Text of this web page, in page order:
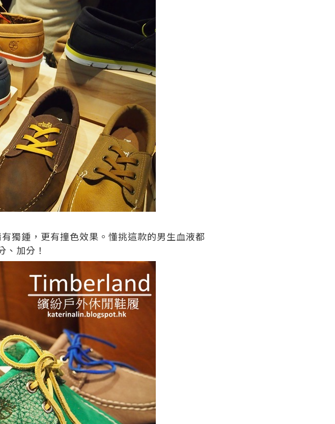
獨鍾，更有撞色效果 。懂挑這款的男生血液都
、加分！